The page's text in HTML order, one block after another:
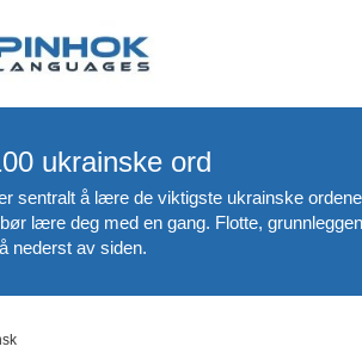
ukrainske ord
sentralt å lære de viktigste ukrainske
lære deg med en gang. Flotte,
nederst av siden.